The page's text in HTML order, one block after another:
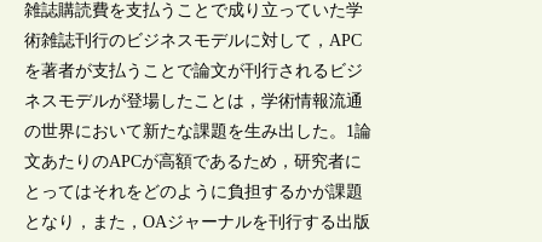
雑誌購読費を支払うことで成り立っていた学
術雑誌刊行のビジネスモデルに対して，APC
を著者が支払うことで論文が刊行されるビジ
ネスモデルが登場したことは，学術情報流通
の世界において新たな課題を生み出した。1論
文あたりのAPCが高額であるため，研究者に
とってはそれをどのように負担するかが課題
となり，また，OAジャーナルを刊行する出版